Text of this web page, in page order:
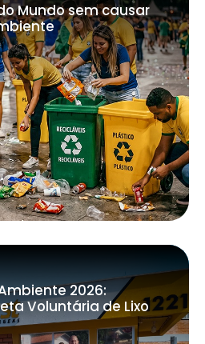
Mundo sem causar
2026:
Voluntária de Lixo